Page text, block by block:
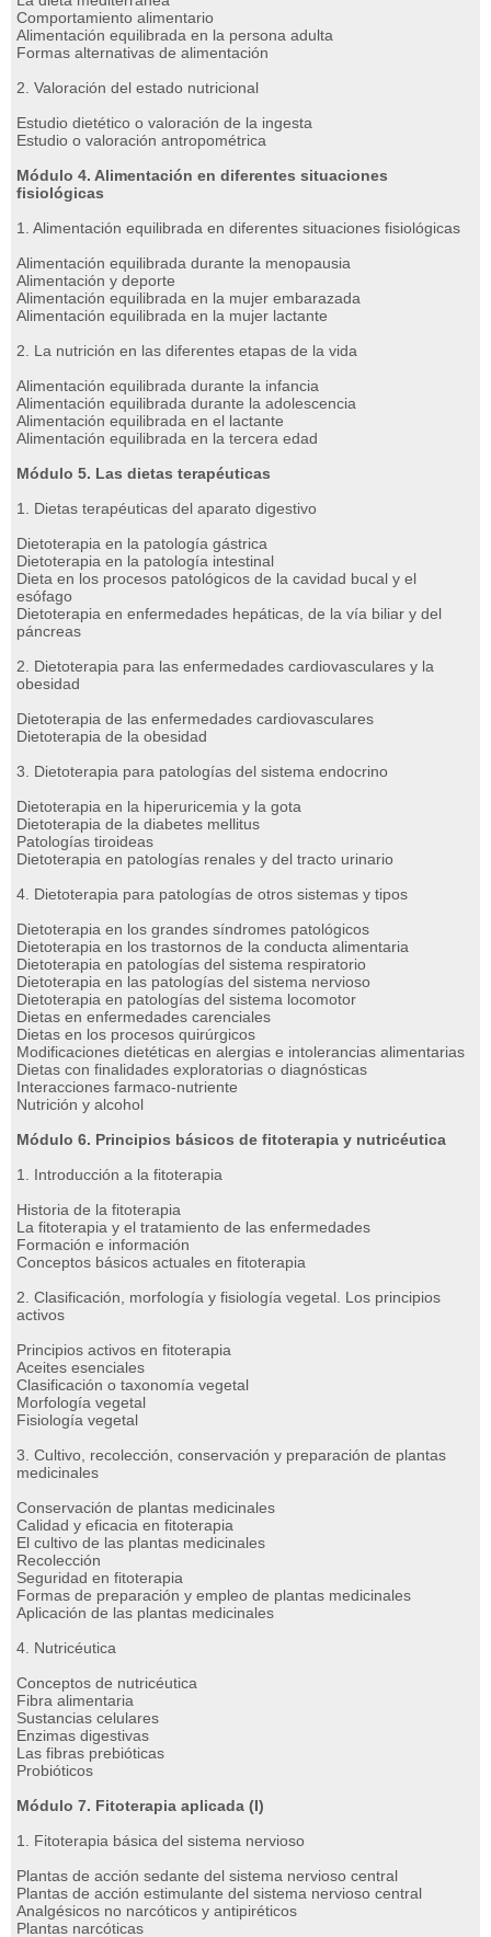
Comportamiento alimentario
Alimentación equilibrada en la persona adulta
Formas alternativas de alimentación
2. Valoración del estado nutricional
Estudio dietético o valoración de la ingesta
Estudio o valoración antropométrica
Módulo 4. Alimentación en diferentes situaciones
fisiológicas
1. Alimentación equilibrada en diferentes situaciones fisiológicas
Alimentación equilibrada durante la menopausia
Alimentación y deporte
Alimentación equilibrada en la mujer embarazada
Alimentación equilibrada en la mujer lactante
2. La nutrición en las diferentes etapas de la vida
Alimentación equilibrada durante la infancia
Alimentación equilibrada durante la adolescencia
Alimentación equilibrada en el lactante
Alimentación equilibrada en la tercera edad
Módulo 5. Las dietas terapéuticas
1. Dietas terapéuticas del aparato digestivo
Dietoterapia en la patología gástrica
Dietoterapia en la patología intestinal
Dieta en los procesos patológicos de la cavidad bucal y el
esófago
Dietoterapia en enfermedades hepáticas, de la vía biliar y del
páncreas
2. Dietoterapia para las enfermedades cardiovasculares y la
obesidad
Dietoterapia de las enfermedades cardiovasculares
Dietoterapia de la obesidad
3. Dietoterapia para patologías del sistema endocrino
Dietoterapia en la hiperuricemia y la gota
Dietoterapia de la diabetes mellitus
Patologías tiroideas
Dietoterapia en patologías renales y del tracto urinario
4. Dietoterapia para patologías de otros sistemas y tipos
Dietoterapia en los grandes síndromes patológicos
Dietoterapia en los trastornos de la conducta alimentaria
Dietoterapia en patologías del sistema respiratorio
Dietoterapia en las patologías del sistema nervioso
Dietoterapia en patologías del sistema locomotor
Dietas en enfermedades carenciales
Dietas en los procesos quirúrgicos
Modificaciones dietéticas en alergias e intolerancias alimentarias
Dietas con finalidades exploratorias o diagnósticas
Interacciones farmaco-nutriente
Nutrición y alcohol
Módulo 6. Principios básicos de fitoterapia y nutricéutica
1. Introducción a la fitoterapia
Historia de la fitoterapia
La fitoterapia y el tratamiento de las enfermedades
Formación e información
Conceptos básicos actuales en fitoterapia
2. Clasificación, morfología y fisiología vegetal. Los principios
activos
Principios activos en fitoterapia
Aceites esenciales
Clasificación o taxonomía vegetal
Morfología vegetal
Fisiología vegetal
3. Cultivo, recolección, conservación y preparación de plantas
medicinales
Conservación de plantas medicinales
Calidad y eficacia en fitoterapia
El cultivo de las plantas medicinales
Recolección
Seguridad en fitoterapia
Formas de preparación y empleo de plantas medicinales
Aplicación de las plantas medicinales
4. Nutricéutica
Conceptos de nutricéutica
Fibra alimentaria
Sustancias celulares
Enzimas digestivas
Las fibras prebióticas
Probióticos
Módulo 7. Fitoterapia aplicada (I)
1. Fitoterapia básica del sistema nervioso
Plantas de acción sedante del sistema nervioso central
Plantas de acción estimulante del sistema nervioso central
Analgésicos no narcóticos y antipiréticos
Plantas narcóticas